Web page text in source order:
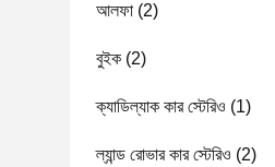
আলফা (2)
বুইক (2)
ক্যাডিল্যাক কার স্টেরিও (1)
ল্যান্ড রোভার কার স্টেরিও (2)